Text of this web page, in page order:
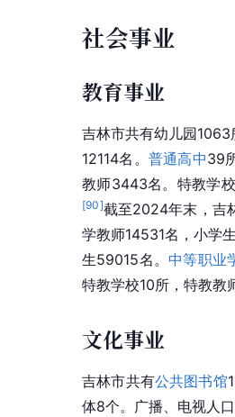
社会事业
教育事业
吉林市共有幼儿园
12114名。 普通高中39
教师3443名。特教学
[90]截至2024年末，吉
学教师14531名，小学
生59015名。中等职业
特教学校10所，特教教
文化事业
吉林市共有公共图书馆
体8个。广播、电视人